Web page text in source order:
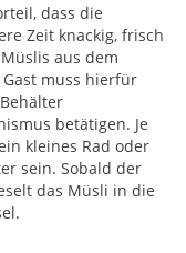
dass die
Zeit knackig, frisch
aus dem
muss hierfür
betätigen. Je
kleines Rad oder
sein. Sobald der
das Müsli in die